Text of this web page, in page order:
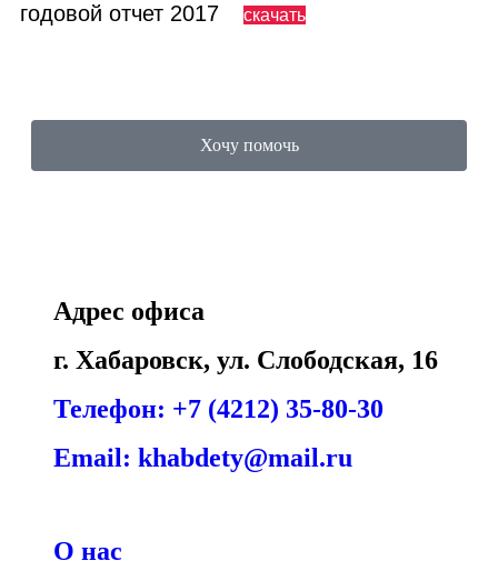
годовой отчет 2017 скачать
Хочу помочь
Адрес офиса
г. Хабаровск, ул. Слободская, 16
Телефон: +7 (4212) 35-80-30
Email: khabdety@mail.ru
О нас